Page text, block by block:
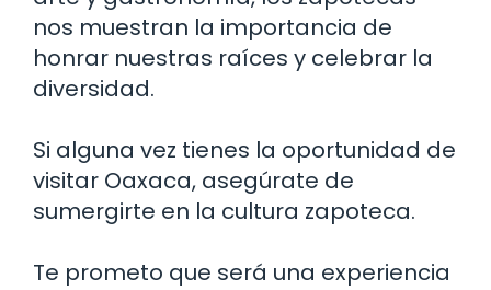
nos muestran la importancia de
honrar nuestras raíces y celebrar la
diversidad.
Si alguna vez tienes la oportunidad de
visitar Oaxaca, asegúrate de
sumergirte en la cultura zapoteca.
Te prometo que será una experiencia